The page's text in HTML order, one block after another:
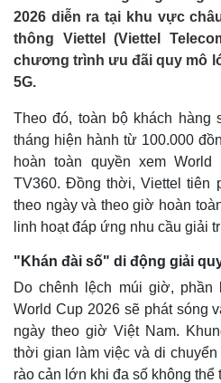
2026 diễn ra tại khu vực
thông Viettel (Viettel
chương trình ưu đãi quy mô
5G.
Theo đó, toàn bộ khách
tháng hiện hành từ 100.000
hoàn toàn quyền xem
TV360. Đồng thời, Viettel tiên
theo ngày và theo giờ hoàn
linh hoạt đáp ứng nhu cầu giải
"Khán đài số" di động giải
Do chênh lệch múi giờ, phần
World Cup 2026 sẽ phát sóng
ngày theo giờ Việt Nam.
thời gian làm việc và di
rào cản lớn khi đa số không